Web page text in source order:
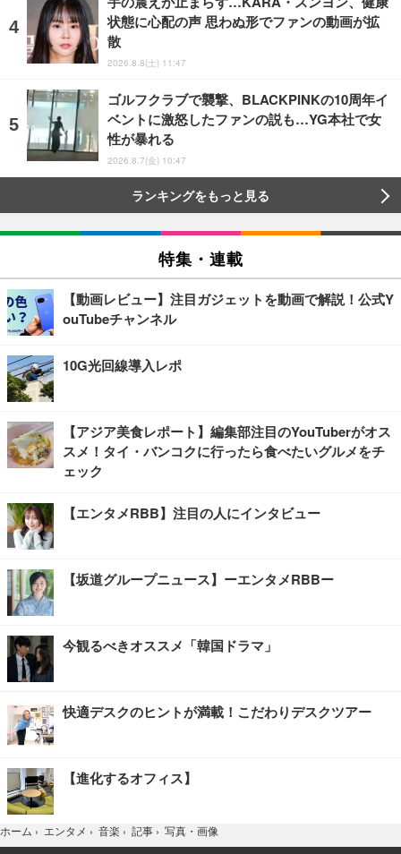
状態に心配の声 思わぬ形でファンの動画が拡
散
2026.8.8(土) 11:47
ゴルフクラブで襲撃、BLACKPINKの10周年イ
ベントに激怒したファンの説も…YG本社で女
性が暴れる
2026.8.7(金) 10:47
ランキングをもっと見る
特集・連載
【動画レビュー】注目ガジェットを動画で解説！公式Y
ouTubeチャンネル
10G光回線導入レポ
【アジア美食レポート】編集部注目のYouTuberがオス
スメ！タイ・バンコクに行ったら食べたいグルメをチ
ェック
【エンタメRBB】注目の人にインタビュー
【坂道グループニュース】ーエンタメRBBー
今観るべきオススメ「韓国ドラマ」
快適デスクのヒントが満載！こだわりデスクツアー
【進化するオフィス】
ホーム › エンタメ › 音楽 › 記事 › 写真・画像